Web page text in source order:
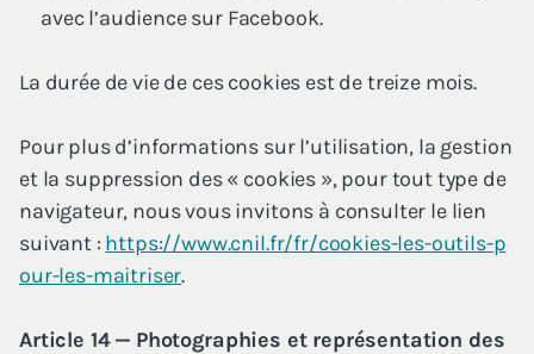
avec l’au­dience sur Facebook.
La durée de vie de ces cookies est de treize mois.
Pour plus d’informations sur l’utilisation, la ges­tion
et la sup­pres­sion des « cookies », pour tout type de
navi­ga­teur, nous vous invi­tons à consul­ter le lien
sui­vant : https://​www​.cnil​.fr/​f​r​/​c​o​o​k​i​e​s​-​l​e​s​-​o​u​t​i​l​s​-​p​
o​u​r​-​l​e​s​-​m​a​i​t​riser.
Article 14— Pho­to­gra­phies et repré­sen­ta­tion des